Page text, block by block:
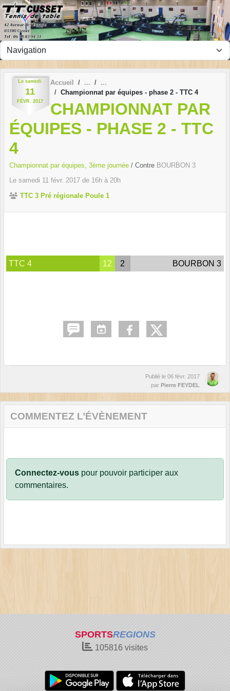
Le samedi
11
FÉVR. 2017
Accueil
Championnat par équipes - phase 2 - TTC 4
CHAMPIONNAT PAR
ÉQUIPES - PHASE 2 - TTC
4
Championnat par équipes, 3ème journée / Contre BOURBON 3
Le samedi 11 févr. 2017 de 16h à 20h
TTC 3 Pré régionale Poule 1
TTC 4 12 2 BOURBON 3
Publié le 06 févr. 2017
par Pierre FEYDEL
COMMENTEZ L’ÉVÈNEMENT
Connectez-vous pour pouvoir participer aux
commentaires.
SPORTSREGIONS
105816 visites
Panneau de gestion des cookies